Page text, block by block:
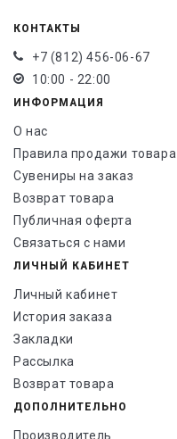
КОНТАКТЫ
+7 (812) 456-06-67
10:00 - 22:00
ИНФОРМАЦИЯ
О нас
Правила продажи товара
Сувениры на заказ
Возврат товара
Публичная оферта
Связаться с нами
ЛИЧНЫЙ КАБИНЕТ
Личный кабинет
История заказа
Закладки
Рассылка
Возврат товара
ДОПОЛНИТЕЛЬНО
Производитель